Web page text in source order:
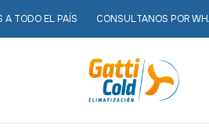
PAÍS CONSULTANOS POR WHATSAPP